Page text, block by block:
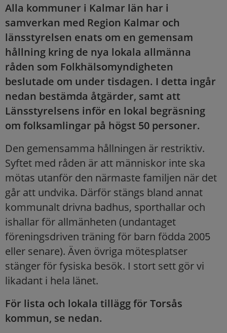
Alla kommuner i Kalmar län har i
samverkan med Region Kalmar och
länsstyrelsen enats om en gemensam
hållning kring de nya lokala allmänna
råden som Folkhälsomyndigheten
beslutade om under tisdagen. I detta ingår
nedan bestämda åtgärder, samt att
Länsstyrelsens inför en lokal begräsning
om folksamlingar på högst 50 personer.
Den gemensamma hållningen är restriktiv.
Syftet med råden är att människor inte ska
mötas utanför den närmaste familjen när det
går att undvika. Därför stängs bland annat
kommunalt drivna badhus, sporthallar och
ishallar för allmänheten (undantaget
föreningsdriven träning för barn födda 2005
eller senare). Även övriga mötesplatser
stänger för fysiska besök. I stort sett gör vi
likadant i hela länet.
För lista och lokala tillägg för Torsås
kommun, se nedan.